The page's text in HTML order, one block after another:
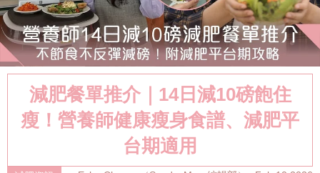
減肥餐單推介｜14日減10磅飽住
瘦！營養師健康瘦身食譜、減肥平
台期適用